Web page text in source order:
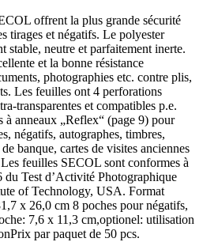
offrent la plus grande sécurité
tirages et négatifs. Le polyester
stable, neutre et parfaitement inerte.
et la bonne résistance
photographies etc. contre plis,
Les feuilles ont 4 perforations
transparentes et compatibles p.e.
à anneaux „Reflex“ (page 9) pour
négatifs, autographes, timbres,
banque, cartes de visites anciennes
feuilles SECOL sont conformes à
Test d’Activité Photographique
of Technology, USA. Format
x 26,0 cm 8 poches pour négatifs,
7,6 x 11,3 cm,optionel: utilisation
par paquet de 50 pcs.